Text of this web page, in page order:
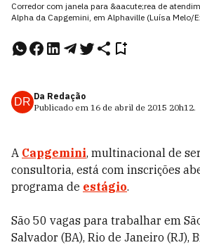
Corredor com janela para &aacute;rea de
Alpha da Capgemini, em Alphaville (Luísa Melo/
DR Da Redação
Publicado em 16 de abril de 2015 20h12.
A Capgemini, multinacional de
consultoria, está com inscrições
programa de estágio.
São 50 vagas para trabalhar em
Salvador (BA), Rio de Janeiro (RJ),